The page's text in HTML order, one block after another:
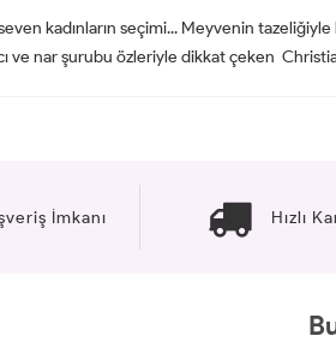
kadınların seçimi... Meyvenin
ve nar şurubu özleriyle dikkat çeken
İmkanı Hızlı